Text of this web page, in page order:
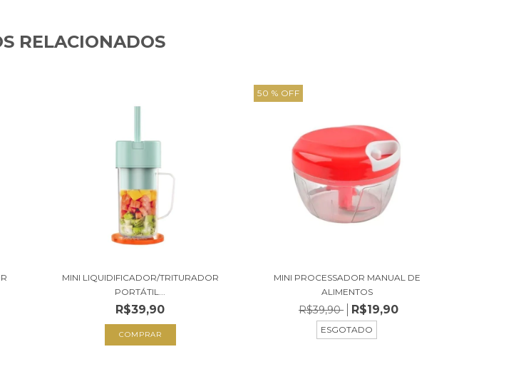
RELACIONADOS
MINI LIQUIDIFICADOR/TRITURADOR
PORTÁTIL...
R$39,90
COMPRAR
50 % OFF
MINI PROCESSADOR MANUAL DE
ALIMENTOS
R$39,90 R$19,90
ESGOTADO